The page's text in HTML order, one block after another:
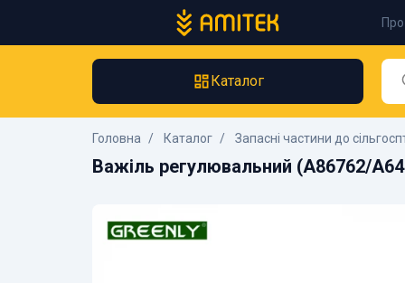
Каталог
Головна Каталог Запасні частини до
Важіль регулювальний (A86762/